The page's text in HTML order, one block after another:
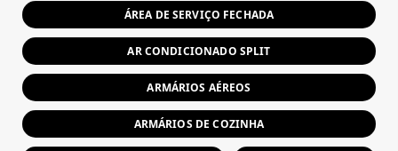
ÁREA DE SERVIÇO FECHADA
AR CONDICIONADO SPLIT
ARMÁRIOS AÉREOS
ARMÁRIOS DE COZINHA